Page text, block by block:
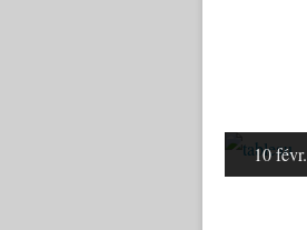
10 févr.